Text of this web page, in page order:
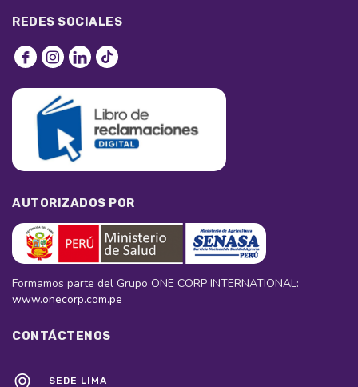
REDES SOCIALES
AUTORIZADOS POR
Formamos parte del Grupo ONE CORP INTERNATIONAL:
www.onecorp.com.pe
CONTÁCTENOS
SEDE LIMA